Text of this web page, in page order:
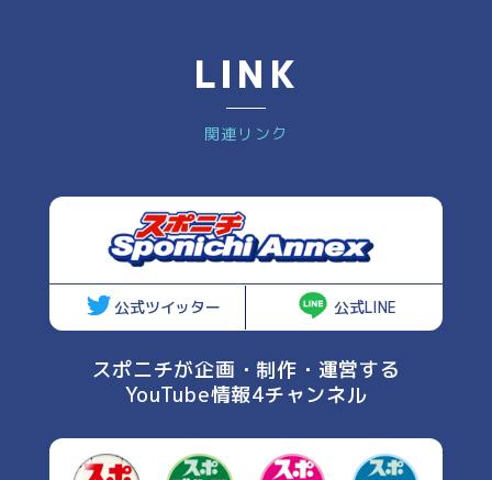
LINK
関連リンク
公式ツイッター 公式LINE
スポニチが企画・制作・運営する
YouTube情報4チャンネル